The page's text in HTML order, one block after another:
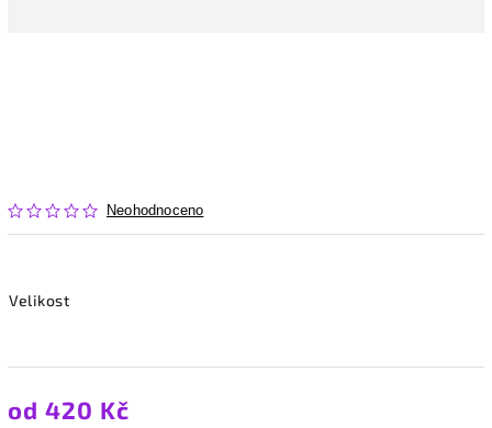
Neohodnoceno
Velikost
od 420 Kč